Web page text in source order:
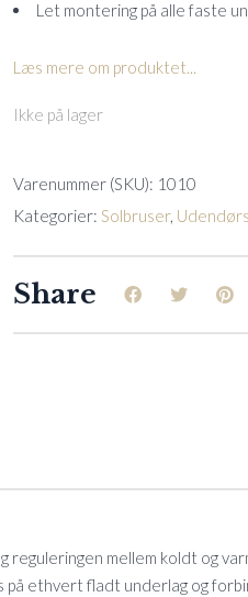
Let montering på alle faste
Læs mere om produktet...
Ikke på lager
Varenummer (SKU): 1010
Kategorier: Solbruser,
Share
reguleringen mellem koldt og
ethvert fladt underlag og